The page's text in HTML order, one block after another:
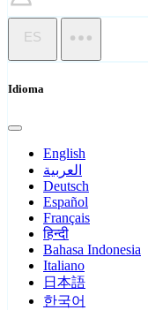
ES
Idioma
English
العربية
Deutsch
Español
Français
हिन्दी
Bahasa Indonesia
Italiano
日本語
한국어